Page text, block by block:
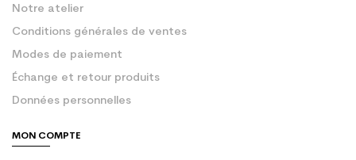
Notre atelier
Conditions générales de ventes
Modes de paiement
Échange et retour produits
Données personnelles
MON COMPTE